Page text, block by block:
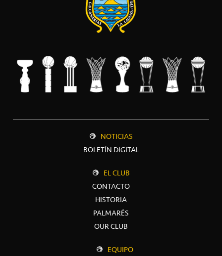
NOTICIAS
BOLETÍN DIGITAL
EL CLUB
CONTACTO
HISTORIA
PALMARÉS
OUR CLUB
EQUIPO